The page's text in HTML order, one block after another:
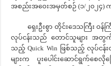
အစည်းအဝေးအမှတ်စဉ် (၁/၂၀၂၄)
ရှေးဦးစွာ တိုင်းဒေသကြီး ဝန်ကြီ
လုပ်ငန်းသည် တောင်သူများ အတွ
သည့် Quick Win ဖြစ်သည့် လုပ်ငန်
များက ပူးပေါင်းဆောင်ရွက်စေလို